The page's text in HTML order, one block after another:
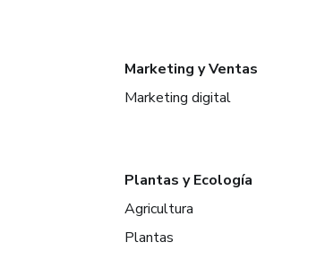
Marketing y Ventas
Marketing digital
Plantas y Ecología
Agricultura
Plantas